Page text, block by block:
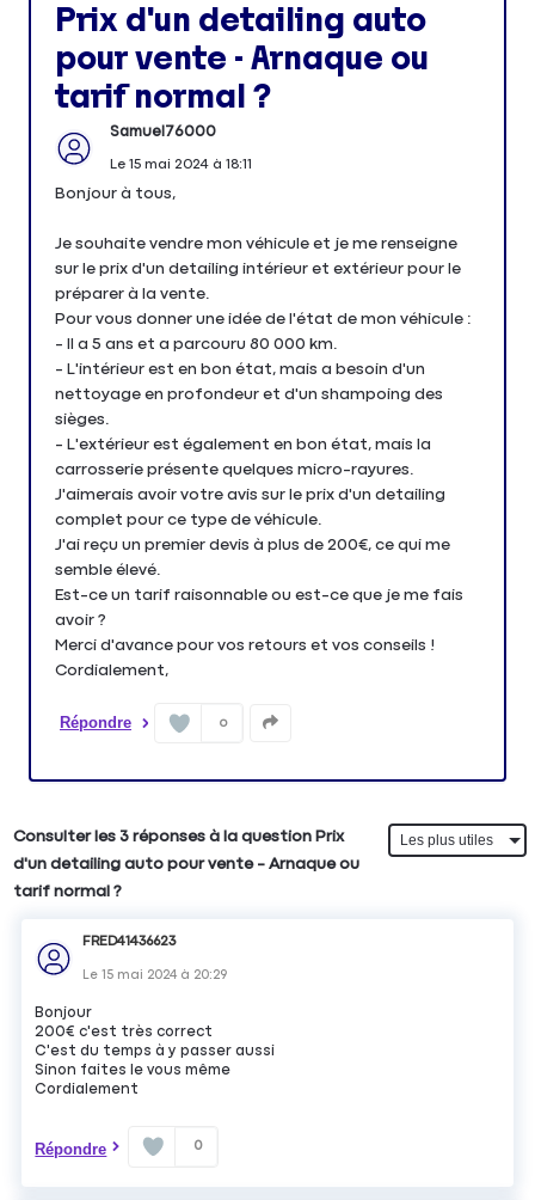
Prix d'un detailing auto
pour vente - Arnaque ou
tarif normal ?
Samuel76000
Le 15 mai 2024à 18:11
Bonjour à tous,
Je souhaite vendre mon véhicule et je me renseigne
sur le prix d'un detailing intérieur et extérieur pour le
préparer à la vente.
Pour vous donner une idée de l'état de mon véhicule :
- Il a 5 ans et a parcouru 80 000 km.
- L'intérieur est en bon état, mais a besoin d'un
nettoyage en profondeur et d'un shampoing des
sièges.
- L'extérieur est également en bon état, mais la
carrosserie présente quelques micro-rayures.
J'aimerais avoir votre avis sur le prix d'un detailing
complet pour ce type de véhicule.
J'ai reçu un premier devis à plus de 200€, ce qui me
semble élevé.
Est-ce un tarif raisonnable ou est-ce que je me fais
avoir ?
Merci d'avance pour vos retours et vos conseils !
Cordialement,
Répondre 0
Consulter les 3 réponses à la question Prix
d'un detailing auto pour vente - Arnaque ou
tarif normal ?
FRED41436623
Le15 mai 2024 à 20:29
Bonjour
200€ c'est très correct
C'est du temps à y passer aussi
Sinon faites le vous même
Cordialement
Répondre 0